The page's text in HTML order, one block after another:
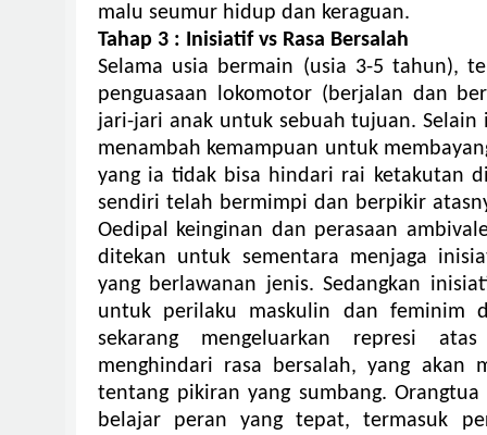
malu seumur hidup dan keraguan.
Tahap 3 : Inisiatif vs Rasa Bersalah
Selama usia bermain (usia 3-5 tahun),
penguasaan lokomotor (berjalan dan
jari-jari anak untuk sebuah tujuan. Selain
menambah kemampuan untuk
yang ia tidak bisa hindari rai ketakutan
sendiri telah bermimpi dan berpikir
Oedipal keinginan dan perasaan
ditekan untuk sementara menjaga
yang berlawanan jenis.Sedangkan
untuk perilaku maskulin dan feminim
sekarang mengeluarkan represi
menghindari rasa bersalah, yang akan
tentang pikiran yang sumbang.
belajar peran yang tepat, termasuk